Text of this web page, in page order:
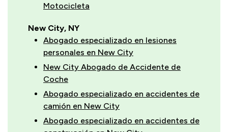
Motocicleta
New City, NY
Abogado especializado en lesiones
personales en New City
New City Abogado de Accidente de
Coche
Abogado especializado en accidentes de
camión en New City
Abogado especializado en accidentes de